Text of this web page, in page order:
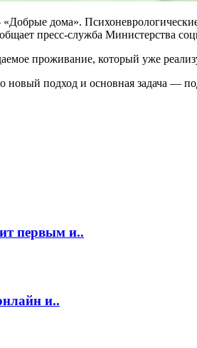
дома».
пресс-служба Министерства
проживание, который уже
новый подход и основная задача —
первым и..
и..